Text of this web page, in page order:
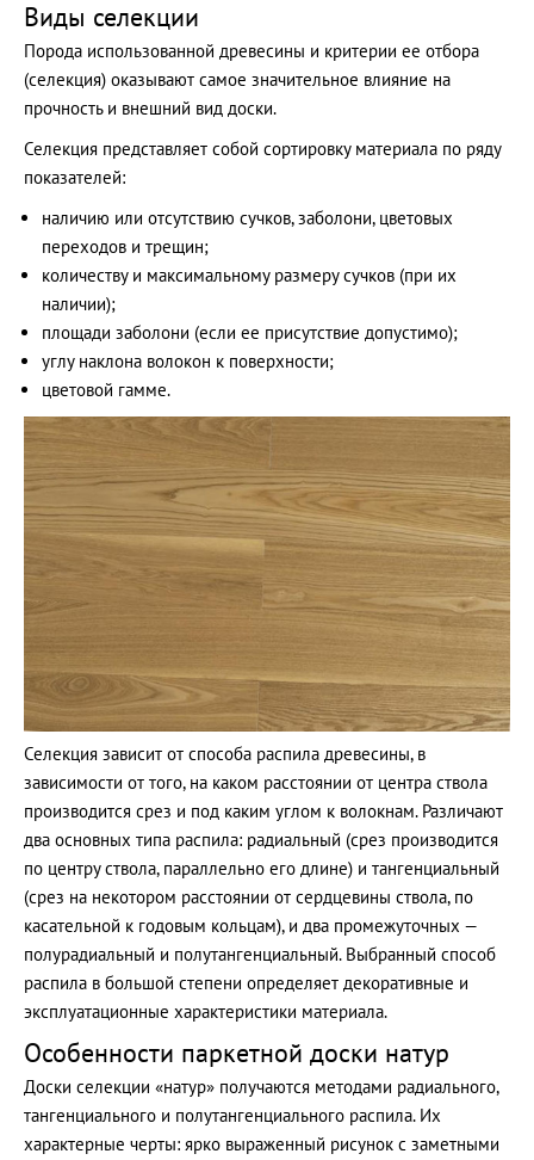
Виды селекции
Порода использованной древесины и критерии ее отбора
(селекция) оказывают самое значительное влияние на
прочность и внешний вид доски.
Селекция представляет собой сортировку материала по ряду
показателей:
наличию или отсутствию сучков, заболони, цветовых
переходов и трещин;
количеству и максимальному размеру сучков (при их
наличии);
площади заболони (если ее присутствие допустимо);
углу наклона волокон к поверхности;
цветовой гамме.
Селекция зависит от способа распила древесины, в
зависимости от того, на каком расстоянии от центра ствола
производится срез и под каким углом к волокнам. Различают
два основных типа распила: радиальный (срез производится
по центру ствола, параллельно его длине) и тангенциальный
(срез на некотором расстоянии от сердцевины ствола, по
касательной к годовым кольцам), и два промежуточных —
полурадиальный и полутангенциальный. Выбранный способ
распила в большой степени определяет декоративные и
эксплуатационные характеристики материала.
Особенности паркетной доски натур
Доски селекции «натур» получаются методами радиального,
тангенциального и полутангенциального распила. Их
характерные черты: ярко выраженный рисунок с заметными